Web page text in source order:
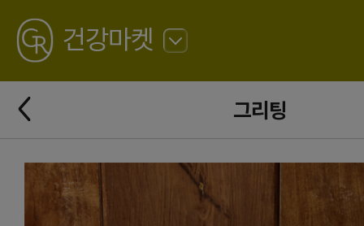
GREATING
건강마켓
로
그리팅
뒤
로
가